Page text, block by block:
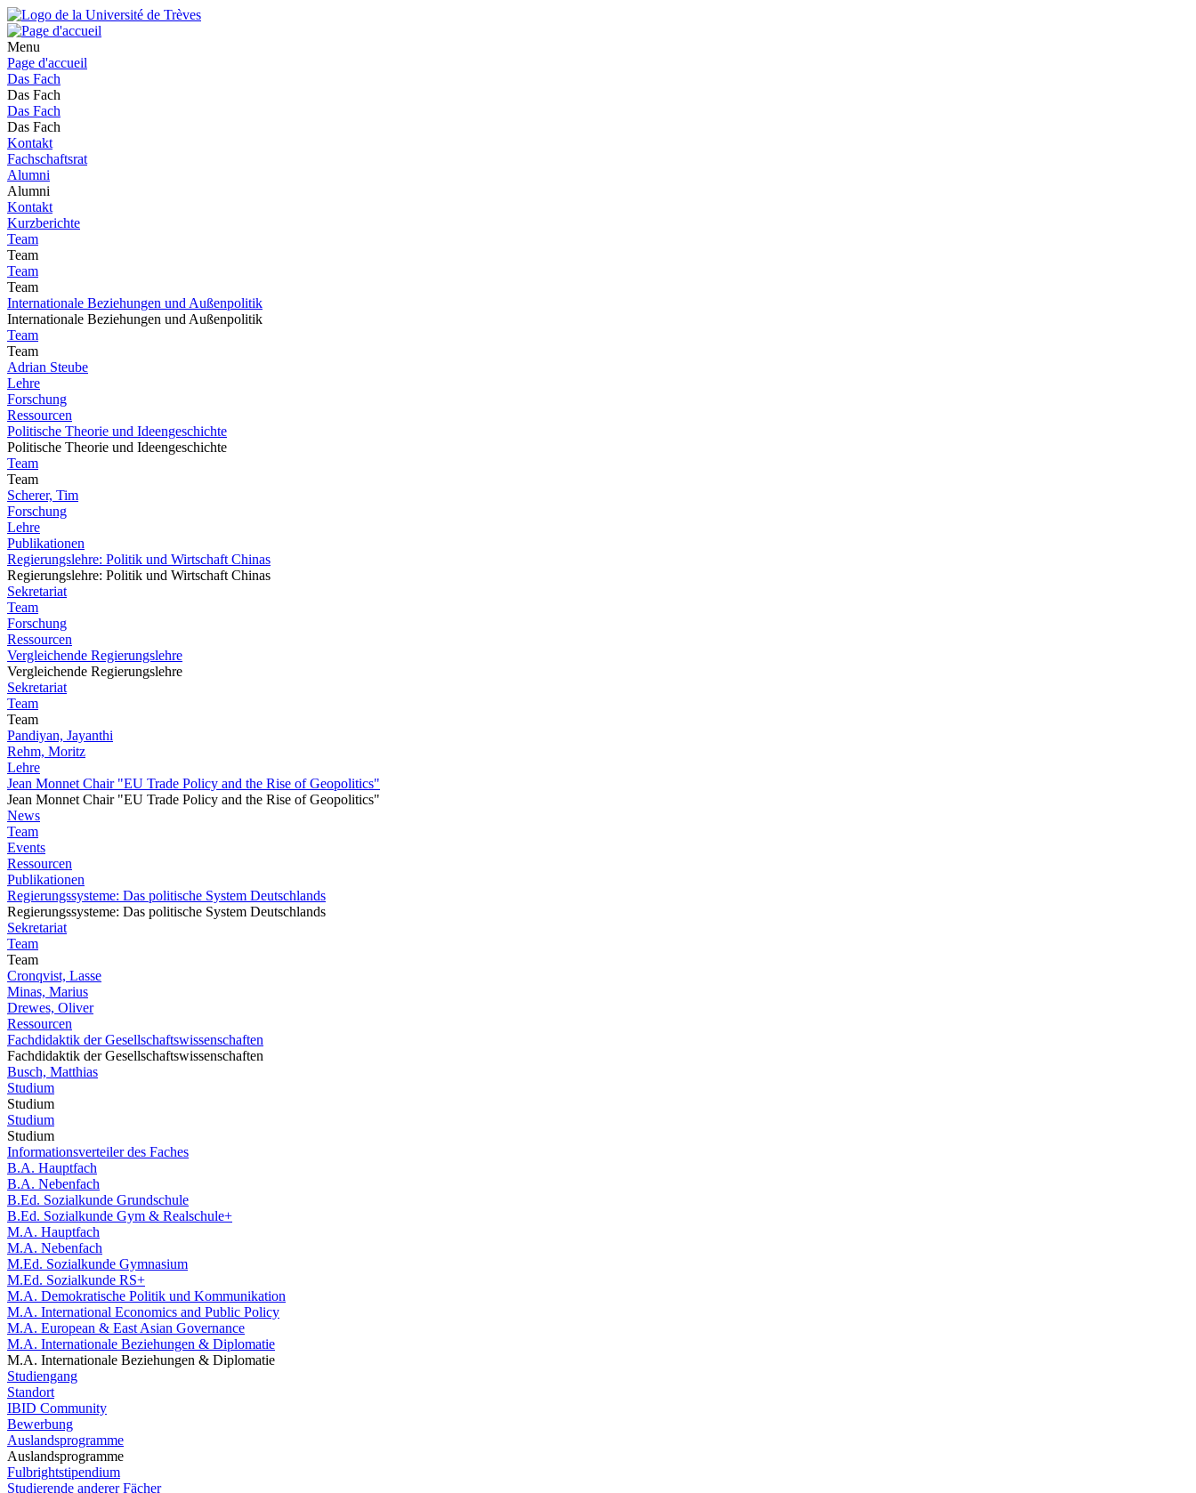
Menu
Page d'accueil
Das Fach
Das Fach
Das Fach
Das Fach
Kontakt
Fachschaftsrat
Alumni
Alumni
Kontakt
Kurzberichte
Team
Team
Team
Team
Internationale Beziehungen und Außenpolitik
Internationale Beziehungen und Außenpolitik
Team
Team
Adrian Steube
Lehre
Forschung
Ressourcen
Politische Theorie und Ideengeschichte
Politische Theorie und Ideengeschichte
Team
Team
Scherer, Tim
Forschung
Lehre
Publikationen
Regierungslehre: Politik und Wirtschaft Chinas
Regierungslehre: Politik und Wirtschaft Chinas
Sekretariat
Team
Forschung
Ressourcen
Vergleichende Regierungslehre
Vergleichende Regierungslehre
Sekretariat
Team
Team
Pandiyan, Jayanthi
Rehm, Moritz
Lehre
Jean Monnet Chair "EU Trade Policy and the Rise of Geopolitics"
Jean Monnet Chair "EU Trade Policy and the Rise of Geopolitics"
News
Team
Events
Ressourcen
Publikationen
Regierungssysteme: Das politische System Deutschlands
Regierungssysteme: Das politische System Deutschlands
Sekretariat
Team
Team
Cronqvist, Lasse
Minas, Marius
Drewes, Oliver
Ressourcen
Fachdidaktik der Gesellschaftswissenschaften
Fachdidaktik der Gesellschaftswissenschaften
Busch, Matthias
Studium
Studium
Studium
Studium
Informationsverteiler des Faches
B.A. Hauptfach
B.A. Nebenfach
B.Ed. Sozialkunde Grundschule
B.Ed. Sozialkunde Gym & Realschule+
M.A. Hauptfach
M.A. Nebenfach
M.Ed. Sozialkunde Gymnasium
M.Ed. Sozialkunde RS+
M.A. Demokratische Politik und Kommunikation
M.A. International Economics and Public Policy
M.A. European & East Asian Governance
M.A. Internationale Beziehungen & Diplomatie
M.A. Internationale Beziehungen & Diplomatie
Studiengang
Standort
IBID Community
Bewerbung
Auslandsprogramme
Auslandsprogramme
Fulbrightstipendium
Studierende anderer Fächer